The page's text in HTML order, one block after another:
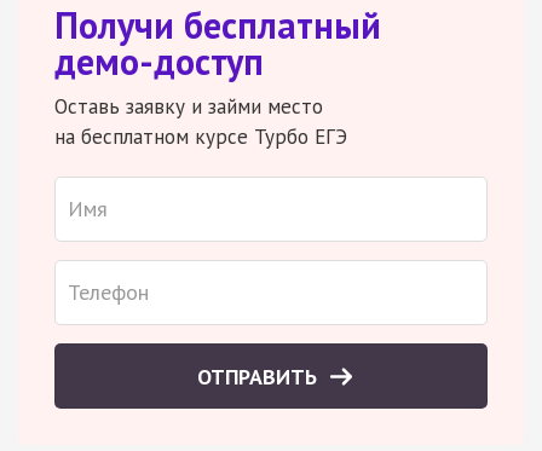
Получи бесплатный
демо-доступ
Оставь заявку и займи место
на бесплатном курсе Турбо ЕГЭ
ОТПРАВИТЬ